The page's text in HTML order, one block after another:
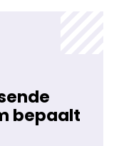
bepaalt